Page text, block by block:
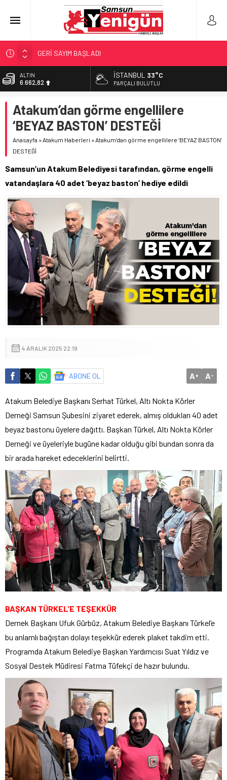
GERİ SAYIM BAŞLADI
SAMSUNSPOR’DA HEDEF 5’İNCİLİK!
‘BAFRA’YA YATIRIM YAPIN!’
YÖNETİCİ SEÇERKEN YAPILAN EN BÜYÜK HATALAR
ALTIN
6.662,82
13.779,39
DOLAR
47,6961
EURO
İSTANBUL 33°C
PARÇALI BULUTLU
Atakum’dan görme engellilere
‘BEYAZ BASTON’ DESTEĞİ
Anasayfa »Atakum Haberleri »Atakum’dan görme engellilere ‘BEYAZ BASTON’
DESTEĞİ
Samsun’un Atakum Belediyesi tarafından, görme engelli
vatandaşlara 40 adet ‘beyaz baston’ hediye edildi
4 ARALIK 2025 22:19
ABONE OL A+ A-
Atakum Belediye Başkanı Serhat Türkel, Altı Nokta Körler
Derneği Samsun Şubesini ziyaret ederek, almış oldukları 40 adet
beyaz bastonu üyelere dağıttı. Başkan Türkel, Altı Nokta Körler
Derneği ve üyeleriyle bugüne kadar olduğu gibi bundan sonra da
bir arada hareket edeceklerini belirtti.
BAŞKAN TÜRKEL’E TEŞEKKÜR
Dernek Başkanı Ufuk Gürbüz, Atakum Belediye Başkanı Türkel’e
bu anlamlı bağıştan dolayı teşekkür ederek plaket takdim etti.
Programda Atakum Belediye Başkan Yardımcısı Suat Yıldız ve
Sosyal Destek Müdiresi Fatma Tüfekçi de hazır bulundu.